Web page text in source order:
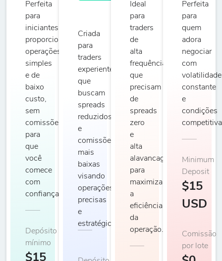
Perfeita
para
iniciantes,
proporcionando
operações
simples
e de
baixo
custo,
sem
comissões,
para
que
você
comece
com
confiança.
Depósito
mínimo
$15
Criada
para
traders
experientes
que
buscam
spreads
reduzidos
e
comissões
mais
baixas
visando
operações
precisas
e
estratégicas.
Ideal
para
traders
de
alta
frequência
que
precisam
de
spreads
zero
e
alta
alavancagem
para
maximizar
a
eficiência
da
operação.
Perfeita
para
quem
adora
negociar
com
volatilidade
constante
e
condições
Minimum
Deposit
$15
USD
Comissão
por lote